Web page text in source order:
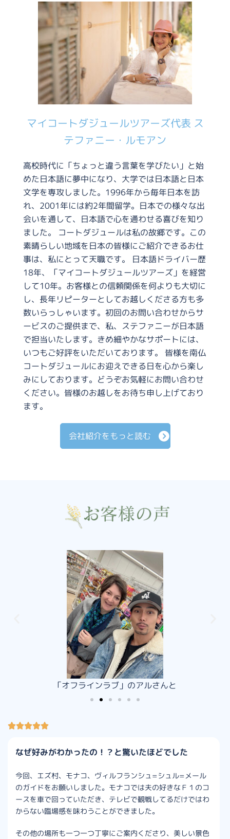
マイコートダジュールツアーズ代表 ス
テファニー・ルモアン
高校時代に「ちょっと違う言葉を学びたい」と始
めた日本語に夢中になり、大学では日本語と日本
文学を専攻しました。1996年から毎年日本を訪
れ、2001年には約2年間留学。日本での様々な出
会いを通して、日本語で心を通わせる喜びを知り
ました。 コートダジュールは私の故郷です。この
素晴らしい地域を日本の皆様にご紹介できるお仕
事は、私にとって天職です。 日本語ドライバー歴
18年、「マイコートダジュールツアーズ」を経営
して10年。お客様との信頼関係を何よりも大切に
し、長年リピーターとしてお越しくださる方も多
数いらっしゃいます。初回のお問い合わせからサ
ービスのご提供まで、私、ステファニーが日本語
で担当いたします。きめ細やかなサポートには、
いつもご好評をいただいております。 皆様を南仏
コートダジュールにお迎えできる日を心から楽し
みにしております。どうぞお気軽にお問い合わせ
ください。皆様のお越しをお待ち申し上げており
ます。
会社紹介をもっと読む
作家の川村元気さんをご案内しました
なぜ好みがわかったの！？と驚いたほどでした
今回、エズ村、モナコ、ヴィルフランシュ=シュル=メール
のガイドをお願いしました。モナコでは夫の好きなＦ１のコ
ースを車で回っていただき、テレビで観戦してるだけではわ
からない臨場感を味わうことができました。
その他の場所も一つ一つ丁寧にご案内くださり、美しい景色